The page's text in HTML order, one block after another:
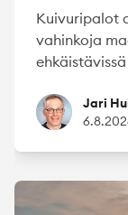
Kuivuripalot
vahinkoja
Jari Huikuri
Jari